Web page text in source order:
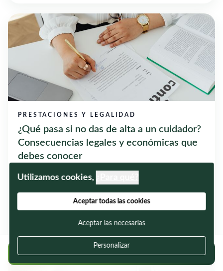
Regístrate gratis y encuentra cuidadores
PRESTACIONES Y LEGALIDAD
¿Qué pasa si no das de alta a un cuidador?
Consecuencias legales y económicas que
debes conocer
Cada vez son más las familias que deciden contratar a un
Sin embargo, todavía existe una duda muy habitual: ¿qué
ocurre si el cuidado...
Utilizamos cookies,
Aceptar todas las cookies
Aceptar las necesarias
Personalizar